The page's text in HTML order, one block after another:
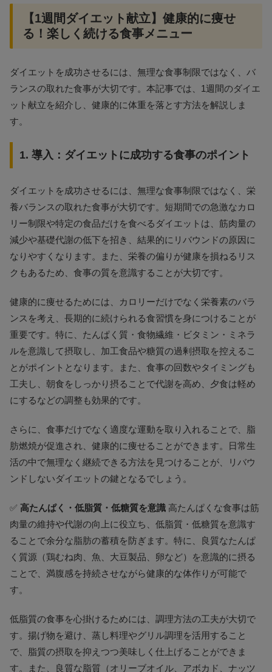
【1週間ダイエット献立】健康的に痩せ
る！楽しく続ける食事メニュー
ダイエットを成功させるには、無理な食事制限ではなく、バ
ランスの取れた食事が大切です。本記事では、1週間のダイエ
ット献立を紹介し、健康的に体重を落とす方法を解説しま
す。
1. 導入：ダイエットに成功する食事のポイント
ダイエットを成功させるには、無理な食事制限ではなく、栄
養バランスの取れた食事が大切です。短期間での急激なカロ
リー制限や特定の食品だけを食べるダイエットは、筋肉量の
減少や基礎代謝の低下を招き、結果的にリバウンドの原因に
なりやすくなります。また、栄養の偏りが健康を損ねるリス
クもあるため、食事の質を意識することが大切です。
健康的に痩せるためには、カロリーだけでなく栄養素のバラ
ンスを考え、長期的に続けられる食習慣を身につけることが
重要です。特に、たんぱく質・食物繊維・ビタミン・ミネラ
ルを意識して摂取し、加工食品や糖質の過剰摂取を控えるこ
とがポイントとなります。また、食事の回数やタイミングも
工夫し、朝食をしっかり摂ることで代謝を高め、夕食は軽め
にするなどの調整も効果的です。
さらに、食事だけでなく適度な運動を取り入れることで、脂
肪燃焼が促進され、健康的に痩せることができます。日常生
活の中で無理なく継続できる方法を見つけることが、リバウ
ンドしないダイエットの鍵となるでしょう。
✅ 高たんぱく・低脂質・低糖質を意識 高たんぱくな食事は筋
肉量の維持や代謝の向上に役立ち、低脂質・低糖質を意識す
ることで余分な脂肪の蓄積を防ぎます。特に、良質なたんぱ
く質源（鶏むね肉、魚、大豆製品、卵など）を意識的に摂る
ことで、満腹感を持続させながら健康的な体作りが可能で
す。
低脂質の食事を心掛けるためには、調理方法の工夫が大切で
す。揚げ物を避け、蒸し料理やグリル調理を活用すること
で、脂質の摂取を抑えつつ美味しく仕上げることができま
す。また、良質な脂質（オリーブオイル、アボカド、ナッツ